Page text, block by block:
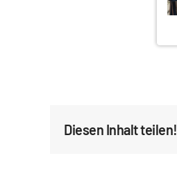
Diesen Inhalt teilen!